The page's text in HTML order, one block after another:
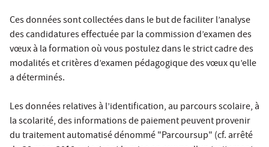
Ces données sont collectées dans le but de faciliter l’analyse
des candidatures effectuée par la commission d’examen des
vœux à la formation où vous postulez dans le strict cadre des
modalités et critères d’examen pédagogique des vœux qu’elle
a déterminés.
Les données relatives à l’identification, au parcours scolaire, à
la scolarité, des informations de paiement peuvent provenir
du traitement automatisé dénommé "Parcoursup" (cf. arrêté